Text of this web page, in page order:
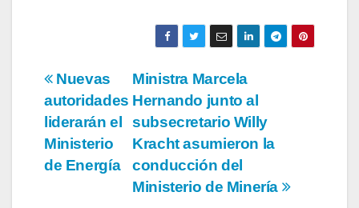
Navegación
de
entradas
Ministra Marcela
Hernando junto al
subsecretario Willy
Kracht asumieron la
conducción del
Ministerio de Minería
Nuevas
autoridades
liderarán el
Ministerio
de Energía